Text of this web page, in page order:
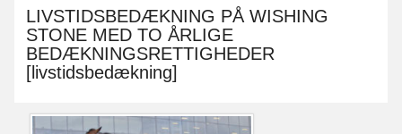
LIVSTIDSBEDÆKNING PÅ WISHING
STONE MED TO ÅRLIGE
BEDÆKNINGSRETTIGHEDER
[livstidsbedækning]